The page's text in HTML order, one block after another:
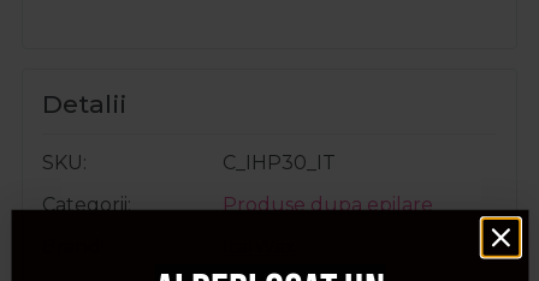
Detalii
SKU
C_IHP30_IT
Categorii
Produse dupa epilare